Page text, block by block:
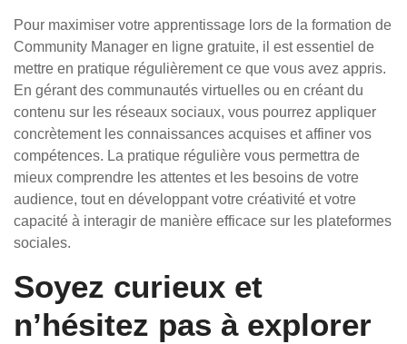
Pour maximiser votre apprentissage lors de la formation de
Community Manager en ligne gratuite, il est essentiel de
mettre en pratique régulièrement ce que vous avez appris.
En gérant des communautés virtuelles ou en créant du
contenu sur les réseaux sociaux, vous pourrez appliquer
concrètement les connaissances acquises et affiner vos
compétences. La pratique régulière vous permettra de
mieux comprendre les attentes et les besoins de votre
audience, tout en développant votre créativité et votre
capacité à interagir de manière efficace sur les plateformes
sociales.
Soyez curieux et
n’hésitez pas à explorer